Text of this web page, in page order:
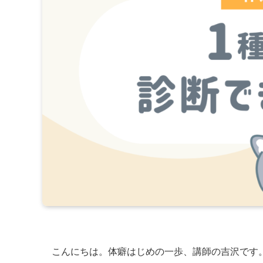
こんにちは。体癖はじめの一歩、講師の吉沢です